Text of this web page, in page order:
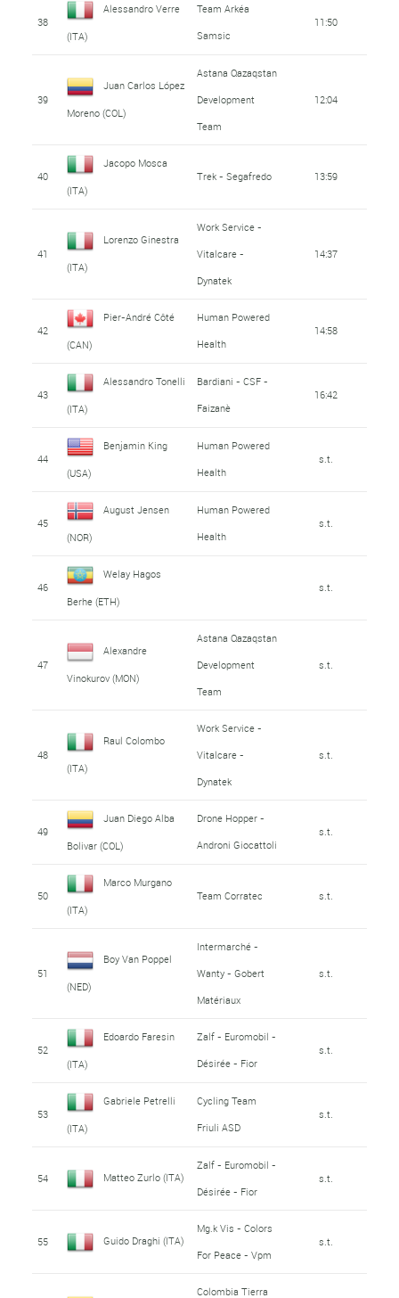
38
Alessandro Verre
(ITA)
Team Arkéa
Samsic
11:50
39
Juan Carlos López
Moreno (COL)
Astana Qazaqstan
Development
Team
12:04
40
Jacopo Mosca
(ITA)
Trek - Segafredo 13:59
41
Lorenzo Ginestra
(ITA)
Work Service -
Vitalcare -
Dynatek
14:37
42
Pier-André Côté
(CAN)
Human Powered
Health
14:58
43
Alessandro Tonelli
(ITA)
Bardiani - CSF -
Faizanè
16:42
44
Benjamin King
(USA)
Human Powered
Health
s.t.
45
August Jensen
(NOR)
Human Powered
Health
s.t.
46
Welay Hagos
Berhe (ETH)
s.t.
47
Alexandre
Vinokurov (MON)
Astana Qazaqstan
Development
Team
s.t.
48
Raul Colombo
(ITA)
Work Service -
Vitalcare -
Dynatek
s.t.
49
Juan Diego Alba
Bolivar (COL)
Drone Hopper -
Androni Giocattoli
s.t.
50
Marco Murgano
(ITA)
Team Corratec s.t.
51
Boy Van Poppel
(NED)
Intermarché -
Wanty - Gobert
Matériaux
s.t.
52
Edoardo Faresin
(ITA)
Zalf - Euromobil -
Désirée - Fior
s.t.
53
Gabriele Petrelli
(ITA)
Cycling Team
Friuli ASD
s.t.
54 Matteo Zurlo (ITA)
Zalf - Euromobil -
Désirée - Fior
s.t.
55 Guido Draghi (ITA)
Mg.k Vis - Colors
For Peace - Vpm
s.t.
Colombia Tierra